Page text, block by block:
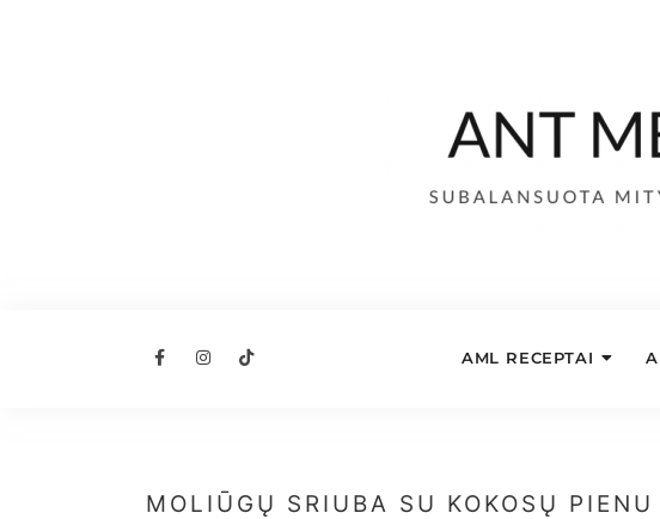
AML RECEPTAI
MOLIŪGŲ SRIUBA SU KOKOSŲ PIENU